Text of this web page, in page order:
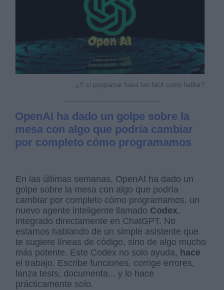
¿Y si programar fuera tan fácil como hablar?
OpenAI ha dado un golpe sobre la
mesa con algo que podría cambiar
por completo cómo programamos
En las últimas semanas, OpenAI ha dado un
golpe sobre la mesa con algo que podría
cambiar por completo cómo programamos, un
nuevo agente inteligente llamado Codex,
integrado directamente en ChatGPT. No
estamos hablando de un simple asistente que
te sugiere líneas de código, sino de algo mucho
más potente. Este Codex no solo ayuda, hace
el trabajo. Escribe funciones, corrige errores,
lanza tests, documenta... y lo hace
prácticamente solo.